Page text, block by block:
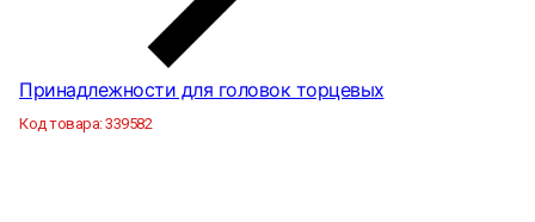
Принадлежности для головок торцевых
Код товара:339582